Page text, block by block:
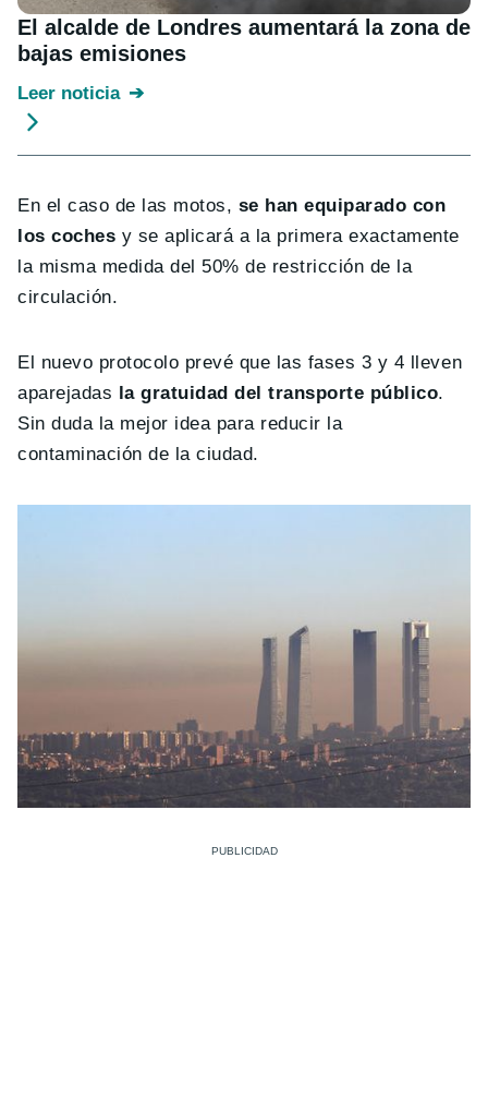
El alcalde de Londres aumentará la zona de
bajas emisiones
Leer noticia
En el caso de las motos, se han equiparado con
los coches y se aplicará a la primera exactamente
la misma medida del 50% de restricción de la
circulación.
El nuevo protocolo prevé que las fases 3 y 4 lleven
aparejadas la gratuidad del transporte público.
Sin duda la mejor idea para reducir la
contaminación de la ciudad.